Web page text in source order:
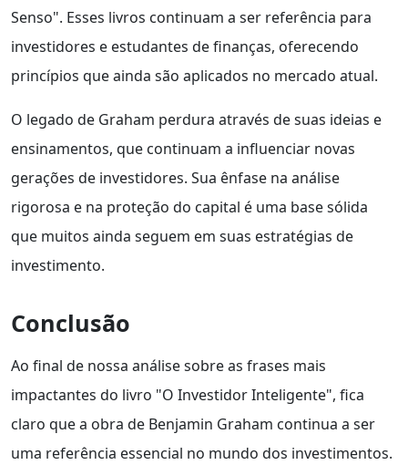
Senso". Esses livros continuam a ser referência para
investidores e estudantes de finanças, oferecendo
princípios que ainda são aplicados no mercado atual.
O legado de Graham perdura através de suas ideias e
ensinamentos, que continuam a influenciar novas
gerações de investidores. Sua ênfase na análise
rigorosa e na proteção do capital é uma base sólida
que muitos ainda seguem em suas estratégias de
investimento.
Conclusão
Ao final de nossa análise sobre as frases mais
impactantes do livro "O Investidor Inteligente", fica
claro que a obra de Benjamin Graham continua a ser
uma referência essencial no mundo dos investimentos.